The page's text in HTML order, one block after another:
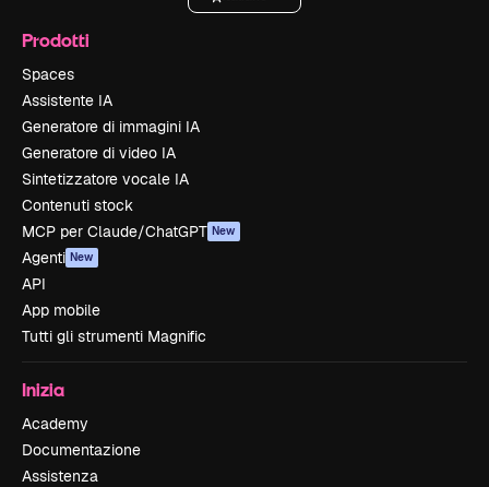
Prodotti
Spaces
Assistente IA
Generatore di immagini IA
Generatore di video IA
Sintetizzatore vocale IA
Contenuti stock
MCP per Claude/ChatGPT New
Agenti New
API
App mobile
Tutti gli strumenti Magnific
Inizia
Academy
Documentazione
Assistenza